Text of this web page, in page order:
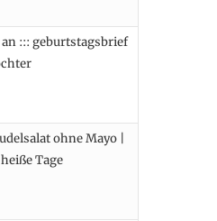
::: geburtstagsbrief
ohne Mayo |
Tage